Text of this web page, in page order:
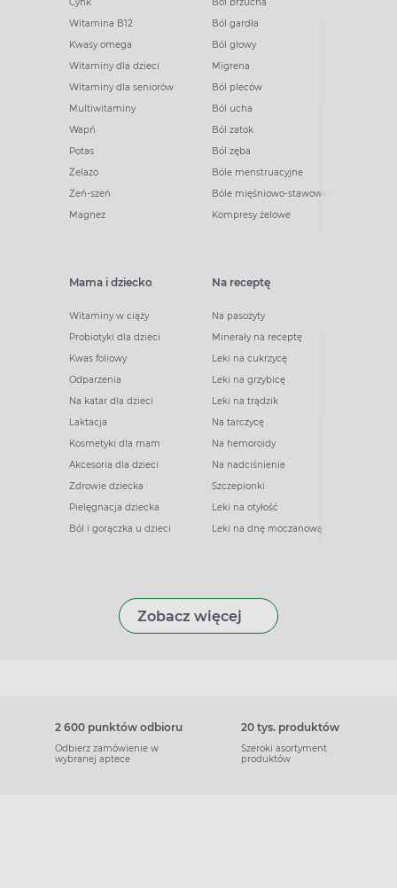
Witamina B12
Kwasy omega
Witaminy dla dzieci
Witaminy dla seniorów
Multiwitaminy
Wapń
Potas
Żelazo
Żeń-szeń
Magnez
Ból gardła
Ból głowy
Migrena
Ból pleców
Ból ucha
Ból zatok
Ból zęba
Bóle menstruacyjne
Bóle mięśniowo-stawowe
Kompresy żelowe
Mama i dziecko
Witaminy w ciąży
Probiotyki dla dzieci
Kwas foliowy
Odparzenia
Na katar dla dzieci
Laktacja
Kosmetyki dla mam
Akcesoria dla dzieci
Zdrowie dziecka
Pielęgnacja dziecka
Ból i gorączka u dzieci
Na receptę
Na pasożyty
Minerały na receptę
Leki na cukrzycę
Leki na grzybicę
Leki na trądzik
Na tarczycę
Na hemoroidy
Na nadciśnienie
Szczepionki
Leki na otyłość
Leki na dnę moczanową
Zobacz więcej
2 600 punktów odbioru
Odbierz zamówienie w
wybranej aptece
20 tys. produktów
Szeroki asortyment
produktów